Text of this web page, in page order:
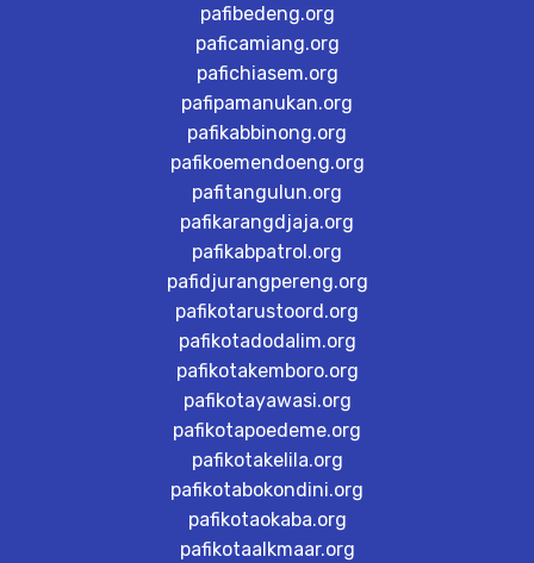
pafibedeng.org
paficamiang.org
pafichiasem.org
pafipamanukan.org
pafikabbinong.org
pafikoemendoeng.org
pafitangulun.org
pafikarangdjaja.org
pafikabpatrol.org
pafidjurangpereng.org
pafikotarustoord.org
pafikotadodalim.org
pafikotakemboro.org
pafikotayawasi.org
pafikotapoedeme.org
pafikotakelila.org
pafikotabokondini.org
pafikotaokaba.org
pafikotaalkmaar.org